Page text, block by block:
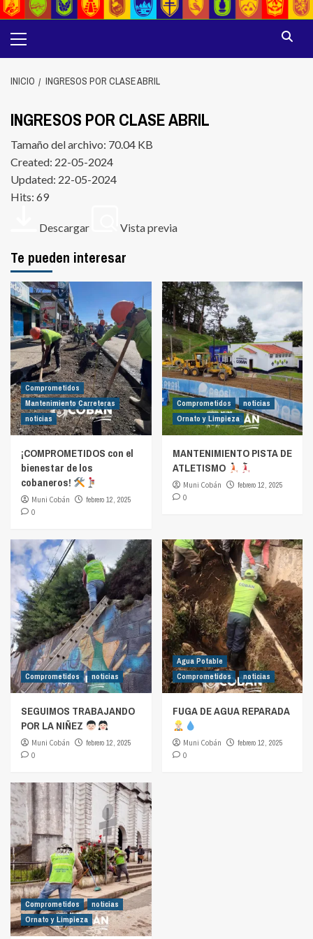
principal
INICIO INGRESOS POR CLASE ABRIL
INGRESOS POR CLASE ABRIL
Tamaño del archivo: 70.04 KB
Created: 22-05-2024
Updated: 22-05-2024
Hits: 69
Descargar Vista previa
Te pueden interesar
Comprometidos
Mantenimiento Carreteras
noticias
¡COMPROMETIDOS con el
bienestar de los
cobaneros!
Muni Cobán
febrero 12, 2025
0
Comprometidos
noticias
Ornato y Limpieza
MANTENIMIENTO PISTA DE
ATLETISMO
Muni Cobán
febrero 12, 2025
0
Comprometidos noticias
SEGUIMOS TRABAJANDO
POR LA NIÑEZ
Muni Cobán
febrero 12, 2025
0
Agua Potable
Comprometidos
noticias
FUGA DE AGUA REPARADA
Muni Cobán
febrero 12, 2025
0
Comprometidos
noticias
Ornato y Limpieza